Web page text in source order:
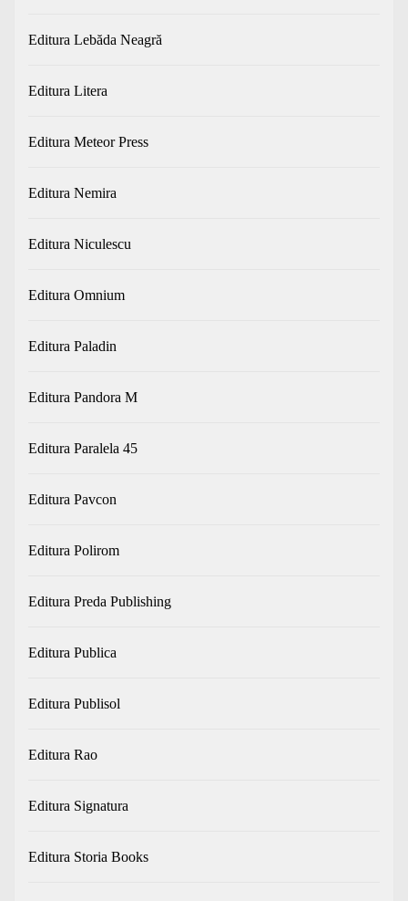
Editura Lebăda Neagră
Editura Litera
Editura Meteor Press
Editura Nemira
Editura Niculescu
Editura Omnium
Editura Paladin
Editura Pandora M
Editura Paralela 45
Editura Pavcon
Editura Polirom
Editura Preda Publishing
Editura Publica
Editura Publisol
Editura Rao
Editura Signatura
Editura Storia Books